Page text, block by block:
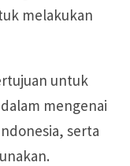
melakukan
untuk
mengenai
serta